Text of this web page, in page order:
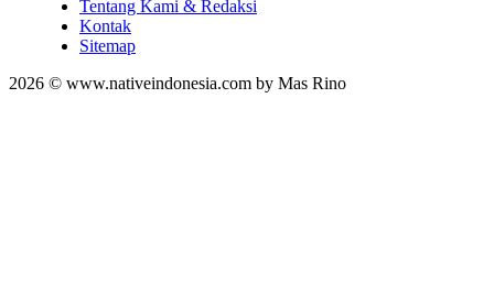
Tentang Kami & Redaksi
Kontak
Sitemap
2026 © www.nativeindonesia.com by Mas Rino